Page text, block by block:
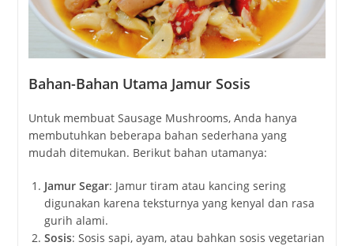
Bahan-Bahan Utama Jamur Sosis
Untuk membuat Sausage Mushrooms, Anda hanya
membutuhkan beberapa bahan sederhana yang
mudah ditemukan. Berikut bahan utamanya:
Jamur Segar: Jamur tiram atau kancing sering
digunakan karena teksturnya yang kenyal dan rasa
gurih alami.
Sosis: Sosis sapi, ayam, atau bahkan sosis vegetarian